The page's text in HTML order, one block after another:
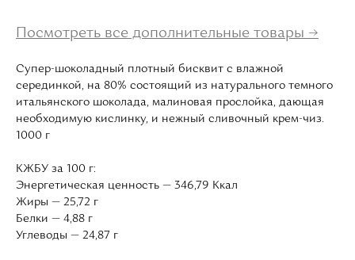
Посмотреть все дополнительные товары →
Супер-шоколадный плотный бисквит с влажной
серединкой, на 80% состоящий из натурального темного
итальянского шоколада, малиновая прослойка, дающая
необходимую кислинку, и нежный сливочный крем-чиз.
1000 г
КЖБУ за 100 г:
Энергетическая ценность — 346,79 Ккал
Жиры — 25,72 г
Белки — 4,88 г
Углеводы — 24,87 г